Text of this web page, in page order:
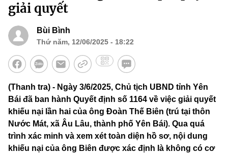
giải quyết
Bùi Bình
Thứ năm, 12/06/2025 - 18:22
(Thanh tra) - Ngày 3/6/2025, Chủ tịch UBND tỉnh Yên
Bái đã ban hành Quyết định số 1164 về việc giải quyết
khiếu nại lần hai của ông Đoàn Thế Biên (trú tại thôn
Nước Mát, xã Âu Lâu, thành phố Yên Bái). Qua quá
trình xác minh và xem xét toàn diện hồ sơ, nội dung
khiếu nại của ông Biên được xác định là không có cơ